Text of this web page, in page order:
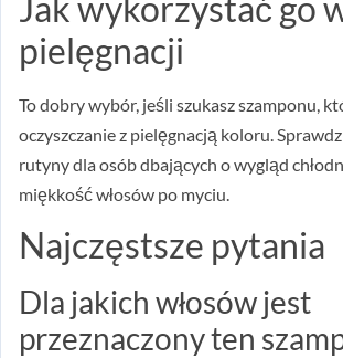
pielęgnacji
To dobry wybór, jeśli szukasz szamponu,
oczyszczanie z pielęgnacją koloru.
rutyny dla osób dbających o wygląd
miękkość włosów po myciu.
Najczęstsze pytania
Dla jakich włosów jest
przeznaczony ten